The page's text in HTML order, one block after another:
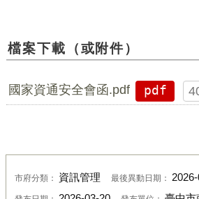
檔案下載（或附件）
國家資通安全會函.pdf pdf
市府分類： 資訊管理 最後異動日期：